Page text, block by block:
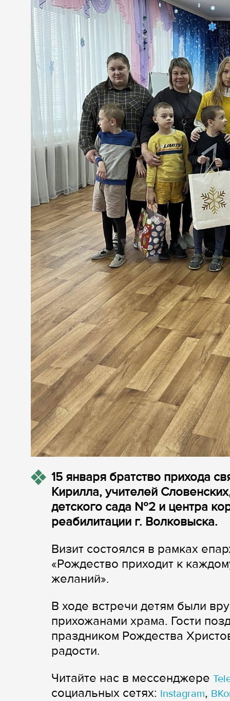
15 января братство прихода
Кирилла, учителей
детского сада №2 и центра
реабилитации г. Волковыска.
Визит состоялся в рамках
«Рождество приходит к
желаний».
В ходе встречи детям были
прихожанами храма. Гости
праздником Рождества
радости.
Читайте нас в мессенджере
cоциальных сетях: Instagram,